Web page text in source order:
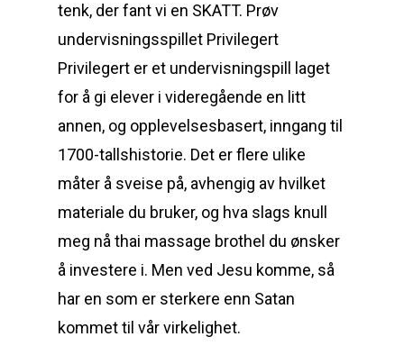
tenk, der fant vi en SKATT. Prøv
undervisningsspillet Privilegert
Privilegert er et undervisningspill laget
for å gi elever i videregående en litt
annen, og opplevelsesbasert, inngang til
1700-tallshistorie. Det er flere ulike
måter å sveise på, avhengig av hvilket
materiale du bruker, og hva slags knull
meg nå thai massage brothel du ønsker
å investere i. Men ved Jesu komme, så
har en som er sterkere enn Satan
kommet til vår virkelighet.